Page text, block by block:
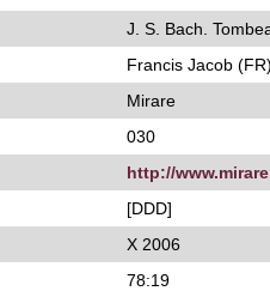
J. S. Bach.
Francis Jacob
Mirare
030
http://
[DDD]
X 2006
78:19